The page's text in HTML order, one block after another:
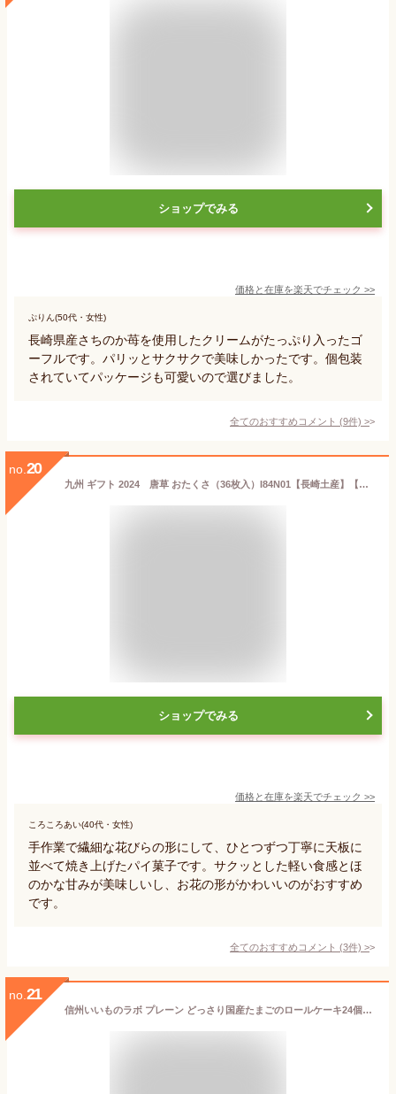
ショップでみる
価格と在庫を楽天でチェック >>
ぷりん(50代・女性)
長崎県産さちのか苺を使用したクリームがたっぷり入ったゴ
ーフルです。パリッとサクサクで美味しかったです。個包装
されていてパッケージも可愛いので選びました。
全てのおすすめコメント (9件) >
no. 20
九州 ギフト 2024 唐草 おたくさ（36枚入）I84N01【長崎土産】【常温】
ショップでみる
価格と在庫を楽天でチェック >>
ころころあい(40代・女性)
手作業で繊細な花びらの形にして、ひとつずつ丁寧に天板に
並べて焼き上げたパイ菓子です。サクッとした軽い食感とほ
のかな甘みが美味しいし、お花の形がかわいいのがおすすめ
です。
全てのおすすめコメント (3件) >
no. 21
信州いいものラボ プレーン どっさり国産たまごのロールケーキ24個入り[6個入り×4袋] 個包装 訳あり お菓子 スイーツ〔常温保存可能 賞味期限残り15日以上〕